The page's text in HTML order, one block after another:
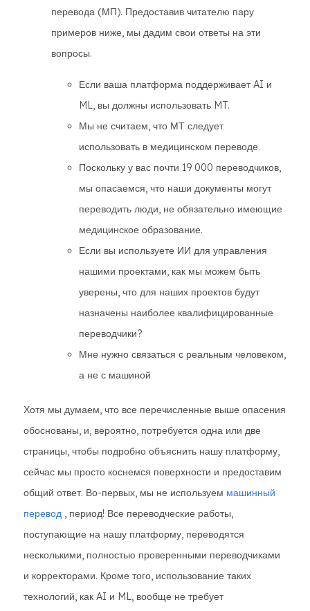
перевода (МП). Предоставив читателю пару
примеров ниже, мы дадим свои ответы на эти
вопросы.
Если ваша платформа поддерживает AI и
ML, вы должны использовать MT.
Мы не считаем, что МТ следует
использовать в медицинском переводе.
Поскольку у вас почти 19 000 переводчиков,
мы опасаемся, что наши документы могут
переводить люди, не обязательно имеющие
медицинское образование.
Если вы используете ИИ для управления
нашими проектами, как мы можем быть
уверены, что для наших проектов будут
назначены наиболее квалифицированные
переводчики?
Мне нужно связаться с реальным человеком,
а не с машиной
Хотя мы думаем, что все перечисленные выше опасения
обоснованы, и, вероятно, потребуется одна или две
страницы, чтобы подробно объяснить нашу платформу,
сейчас мы просто коснемся поверхности и предоставим
общий ответ. Во-первых, мы не используем машинный
перевод , период! Все переводческие работы,
поступающие на нашу платформу, переводятся
несколькими, полностью проверенными переводчиками
и корректорами. Кроме того, использование таких
технологий, как AI и ML, вообще не требует